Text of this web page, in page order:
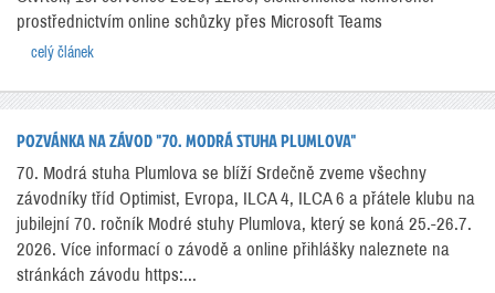
prostřednictvím online schůzky přes Microsoft Teams
celý článek
POZVÁNKA NA ZÁVOD "70. MODRÁ STUHA PLUMLOVA"
70. Modrá stuha Plumlova se blíží Srdečně zveme všechny
závodníky tříd Optimist, Evropa, ILCA 4, ILCA 6 a přátele klubu na
jubilejní 70. ročník Modré stuhy Plumlova, který se koná 25.-26.7.
2026. Více informací o závodě a online přihlášky naleznete na
stránkách závodu https:...